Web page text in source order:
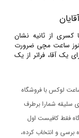
از ثانیه نشان
ساعت مچی ضرورت
یک آقا، فراتر از یک
سریع‌تر و
بر این، ساعت مچی
دست را پر کرده و
دیگر، یک مرد بدون
است؛ امکان‌پذیر،
لوکس با فروشگاه
سلیقه شمارا برطرف
فقط کافیست اول
و انتخاب کرده،